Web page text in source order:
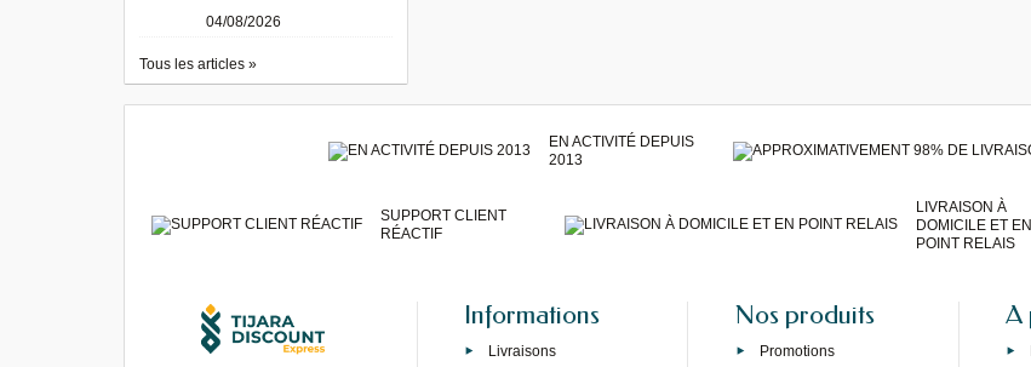
04/08/2026
Tous les articles »
EN ACTIVITÉ DEPUIS
2013
SUPPORT CLIENT
RÉACTIF
LIVRAISON À
DOMICILE ET EN
POINT RELAIS
Informations
Livraisons
Nos produits
Promotions
A